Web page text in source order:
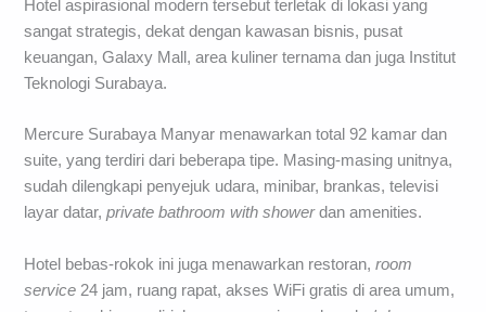
Hotel aspirasional modern tersebut terletak di lokasi yang
sangat strategis, dekat dengan kawasan bisnis, pusat
keuangan, Galaxy Mall, area kuliner ternama dan juga Institut
Teknologi Surabaya.
Mercure Surabaya Manyar menawarkan total 92 kamar dan
suite, yang terdiri dari beberapa tipe. Masing-masing unitnya,
sudah dilengkapi penyejuk udara, minibar, brankas, televisi
layar datar,private bathroom with showerdan amenities.
Hotel bebas-rokok ini juga menawarkan restoran,room
service 24 jam, ruang rapat, akses WiFi gratis di area umum,